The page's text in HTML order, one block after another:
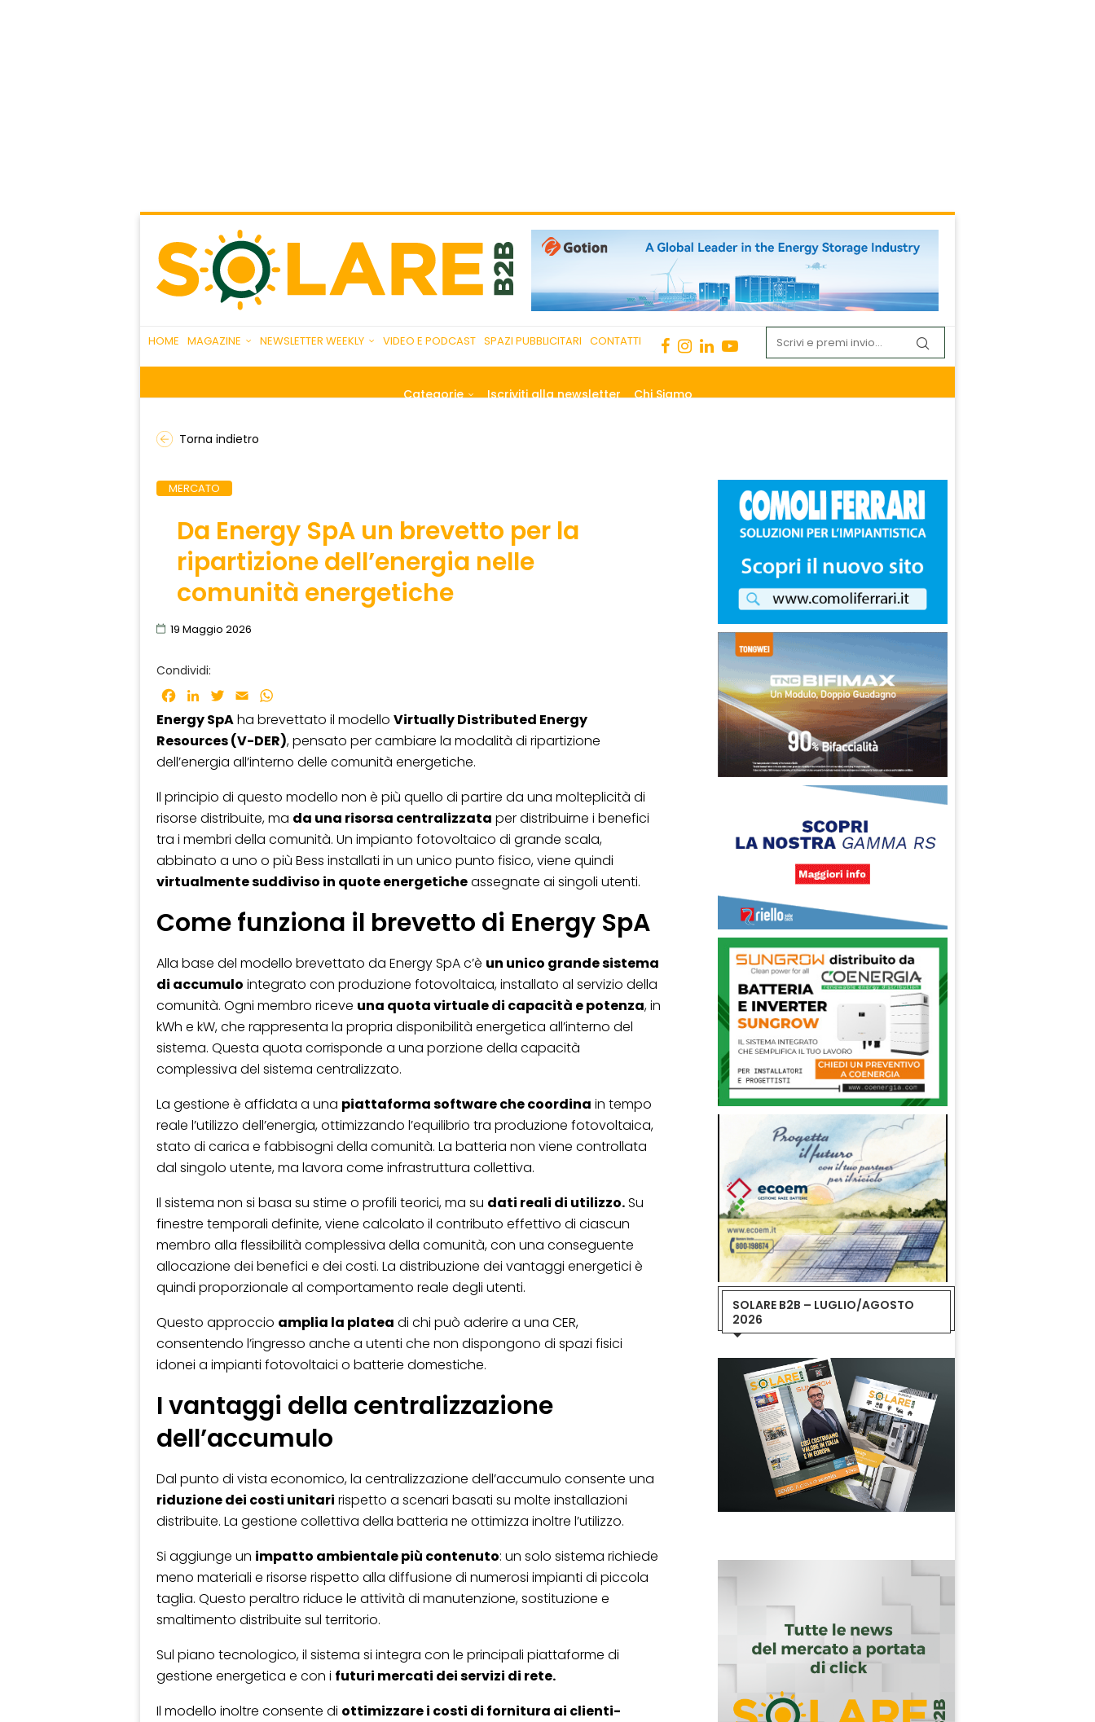
HOME MAGAZINE NEWSLETTER WEEKLY VIDEO E PODCAST SPAZI PUBBLICITARI CONTATTI
Categorie Iscriviti alla newsletter Chi Siamo
Torna indietro
MERCATO
Da Energy SpA un brevetto per la
ripartizione dell’energia nelle
comunità energetiche
19 Maggio 2026
Condividi:
Facebook
LinkedInTwitter
Email
Energy SpAha brevettato il modello Virtually Distributed Energy
Resources (V-DER), pensato per cambiare la modalità di ripartizione
dell’energia all’interno delle comunità energetiche.
Il principio di questo modello non è più quello di partire da una molteplicità di
risorse distribuite, ma da una risorsa centralizzata per distribuirne i benefici
tra i membri della comunità. Un impianto fotovoltaico di grande scala,
abbinato a uno o più Bess installati in un unico punto fisico, viene quindi
virtualmente suddiviso in quote energeticheassegnate ai singoli utenti.
Come funziona il brevetto di Energy SpA
Alla base del modello brevettato da Energy SpA c’è un unico grande sistema
di accumulo integrato con produzione fotovoltaica, installato al servizio della
comunità. Ogni membro riceve una quota virtuale di capacità e potenza, in
kWh e kW, che rappresenta la propria disponibilità energetica all’interno del
sistema. Questa quota corrisponde a una porzione della capacità
complessiva del sistema centralizzato.
La gestione è affidata a una piattaforma software che coordina in tempo
reale l’utilizzo dell’energia, ottimizzando l’equilibrio tra produzione fotovoltaica,
stato di carica e fabbisogni della comunità. La batteria non viene controllata
dal singolo utente, ma lavora come infrastruttura collettiva.
Il sistema non si basa su stime o profili teorici, ma su dati reali di utilizzo.Su
finestre temporali definite, viene calcolato il contributo effettivo di ciascun
membro alla flessibilità complessiva della comunità, con una conseguente
allocazione dei benefici e dei costi. La distribuzione dei vantaggi energetici è
quindi proporzionale al comportamento reale degli utenti.
Questo approccio amplia la platea di chi può aderire a una CER,
consentendo l’ingresso anche a utenti che non dispongono di spazi fisici
idonei a impianti fotovoltaici o batterie domestiche.
I vantaggi della centralizzazione
dell’accumulo
Dal punto di vista economico, la centralizzazione dell’accumulo consente una
riduzione dei costi unitari rispetto a scenari basati su molte installazioni
distribuite. La gestione collettiva della batteria ne ottimizza inoltre l’utilizzo.
Si aggiunge un impatto ambientale più contenuto: un solo sistema richiede
meno materiali e risorse rispetto alla diffusione di numerosi impianti di piccola
taglia. Questo peraltro riduce le attività di manutenzione, sostituzione e
smaltimento distribuite sul territorio.
Sul piano tecnologico, il sistema si integra con le principali piattaforme di
gestione energetica e con i futuri mercati dei servizi di rete.
Il modello inoltre consente di ottimizzare i costi di fornitura ai clienti-
SOLARE B2B – LUGLIO/AGOSTO
2026